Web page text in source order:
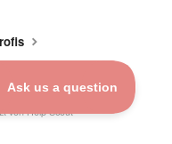
vonHelp Scout